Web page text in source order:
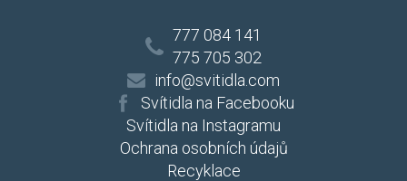
777 084 141
775 705 302
info@svitidla.com
Svítidla na Facebooku
Svítidla na Instagramu
Ochrana osobních údajů
Recyklace